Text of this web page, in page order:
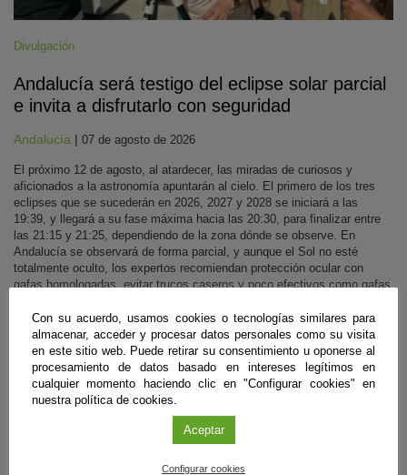
Divulgación
Andalucía será testigo del eclipse solar parcial
e invita a disfrutarlo con seguridad
Andalucía | 07 de agosto de 2026
El próximo 12 de agosto, al atardecer, las miradas de curiosos y
aficionados a la astronomía apuntarán al cielo. El primero de los tres
eclipses que se sucederán en 2026, 2027 y 2028 se iniciará a las
19:39, y llegará a su fase máxima hacia las 20:30, para finalizar entre
las 21:15 y 21:25, dependiendo de la zona dónde se observe. En
Andalucía se observará de forma parcial, y aunque el Sol no esté
totalmente oculto, los expertos recomiendan protección ocular con
gafas homologadas, evitar trucos caseros y poco efectivos como gafas
debidamente equipados con agua y ropa de abrigo, así como escoger
lugares abiertos y seguros, siempre mirando al horizonte occidental
despejado.
Sigue leyendo
Con su acuerdo, usamos cookies o tecnologías similares para
almacenar, acceder y procesar datos personales como su visita
en este sitio web. Puede retirar su consentimiento u oponerse al
procesamiento de datos basado en intereses legítimos en
cualquier momento haciendo clic en "Configurar cookies" en
nuestra política de cookies.
Aceptar
Configurar cookies